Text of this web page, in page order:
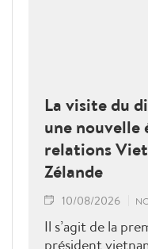
La visite du
une nouvelle
relations
Zélande
10/08/2026
Il s’agit de la
président